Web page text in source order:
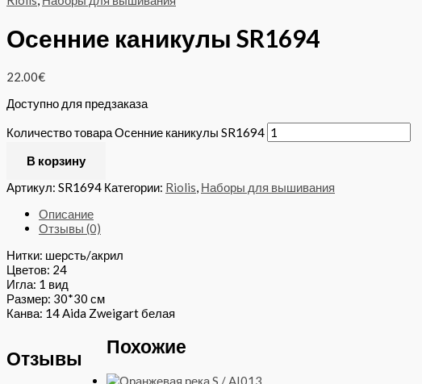
Осенние каникулы SR1694
22.00€
Доступно для предзаказа
Количество товара Осенние каникулы SR1694
В корзину
Артикул: SR1694 Категории: Riolis, Наборы для вышивания
Описание
Отзывы (0)
Нитки: шерсть/акрил
Цветов: 24
Игла: 1 вид
Размер: 30*30 см
Канва: 14 Aida Zweigart белая
Отзывы
Похожие